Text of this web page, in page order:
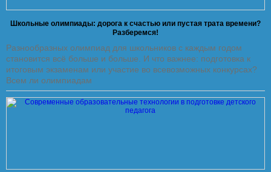
Школьные олимпиады: дорога к счастью или пустая трата времени?
Разберемся!
Разнообразных олимпиад для школьников с каждым годом
становится всё больше и больше. И что важнее: подготовка к
итоговым экзаменам или участие во всевозможных конкурсах?
Всем ли олимпиадам